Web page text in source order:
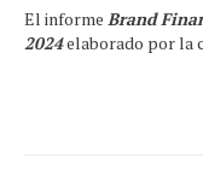
El informe Brand
2024elaborado por la